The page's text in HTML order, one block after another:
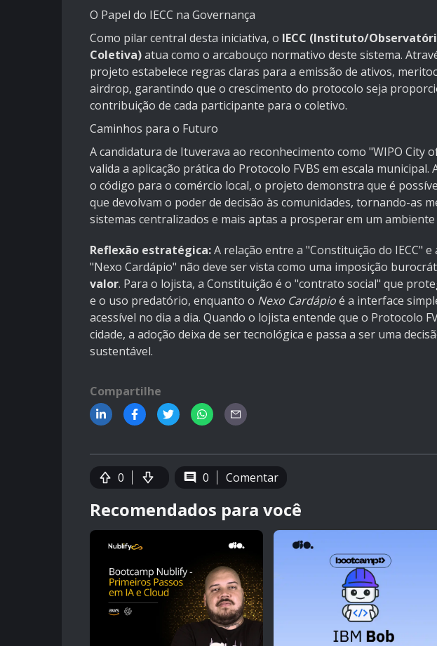
O Papel do IECC na Governança
Como pilar central desta iniciativa, o IECC (Instituto/
Coletiva)atua como o arcabouço normativo deste sistema.
projeto estabelece regras claras para a emissão de ativos,
airdrop, garantindo que o crescimento do protocolo seja
contribuição de cada participante para o coletivo.
Caminhos para o Futuro
A candidatura de Ituverava ao reconhecimento como "WIPO City
valida a aplicação prática do Protocolo FVBS em escala
o código para o comércio local, o projeto demonstra que é
que devolvam o poder de decisão às comunidades, tornando-as
sistemas centralizados e mais aptas a prosperar em um
Reflexão estratégica:A relação entre a "Constituição do IECC"
"Nexo Cardápio" não deve ser vista como uma imposição
valor. Para o lojista, a Constituição é o "contrato social" que
e o uso predatório, enquanto o Nexo Cardápioé a interface
acessível no dia a dia. Quando o lojista entende que o Protocolo
cidade, a adoção deixa de ser tecnológica e passa a ser uma
sustentável.
Compartilhe
0 0 Comentar
Recomendados para você